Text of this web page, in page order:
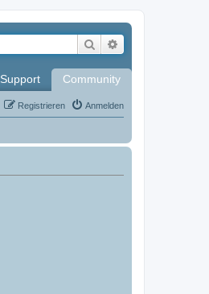
Suche
Support Community
Anmelden
Registrieren